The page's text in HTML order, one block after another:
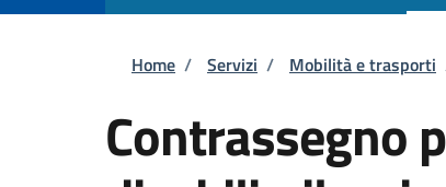
Briciole di pane
Home / Servizi / Mobilità e trasporti
Contrassegno